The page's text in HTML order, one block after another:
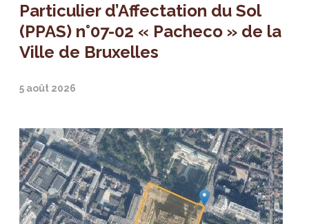
Particulier d’Affectation du Sol
(PPAS) n°07-02 « Pacheco » de la
Ville de Bruxelles
5 août 2026